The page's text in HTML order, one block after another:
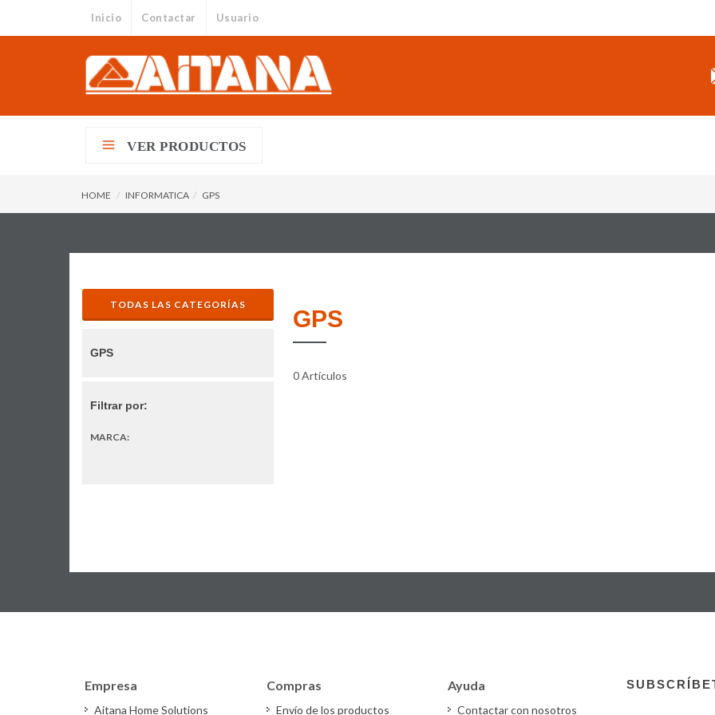
Inicio Contactar Usuario
VER PRODUCTOS
HOME INFORMATICA GPS
GPS
0 Artículos
TODAS LAS CATEGORÍAS
GPS
Filtrar por:
MARCA:
Empresa
Aitana Home Solutions
Compras
Envío de los productos
Ayuda
Contactar con nosotros